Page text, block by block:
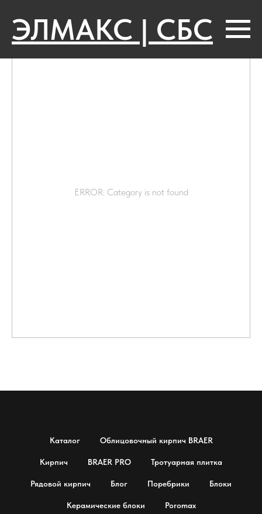
ЭЛМАКС | СБС
ERROR: Category is not found
Каталог Облицовочный кирпич BRAER
Кирпич BRAER PRO Тротуарная плитка
Рядовой кирпич Блог Поребрики Блоки
Керамические блоки Poromax